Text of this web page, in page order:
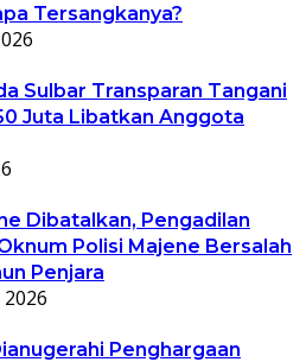
Tersangkanya?
Sulbar Transparan Tangani
Juta Libatkan Anggota
Dibatalkan, Pengadilan
Polisi Majene Bersalah
Penjara
2026
Penghargaan